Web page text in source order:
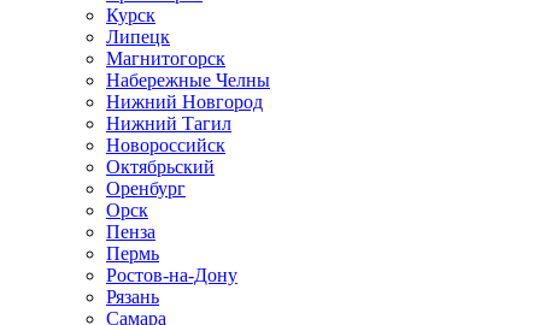
Курск
Липецк
Магнитогорск
Набережные Челны
Нижний Новгород
Нижний Тагил
Новороссийск
Октябрьский
Оренбург
Орск
Пенза
Пермь
Ростов-на-Дону
Рязань
Самара